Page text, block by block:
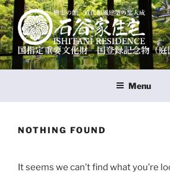
Skip
to
content
樹霊の館 石谷家住
国指定重要文化財 国登録名勝（石谷氏庭
Menu
NOTHING FOUND
It seems we can’t find what you’re